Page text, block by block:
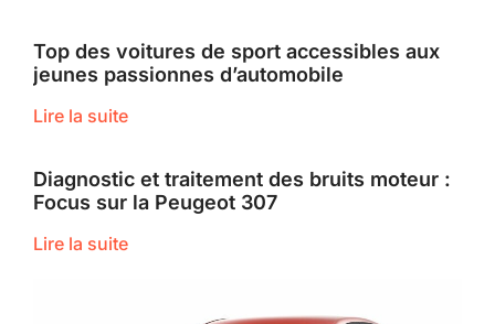
Top des voitures de sport accessibles aux
jeunes passionnes d’automobile
Lire la suite
Diagnostic et traitement des bruits moteur :
Focus sur la Peugeot 307
Lire la suite